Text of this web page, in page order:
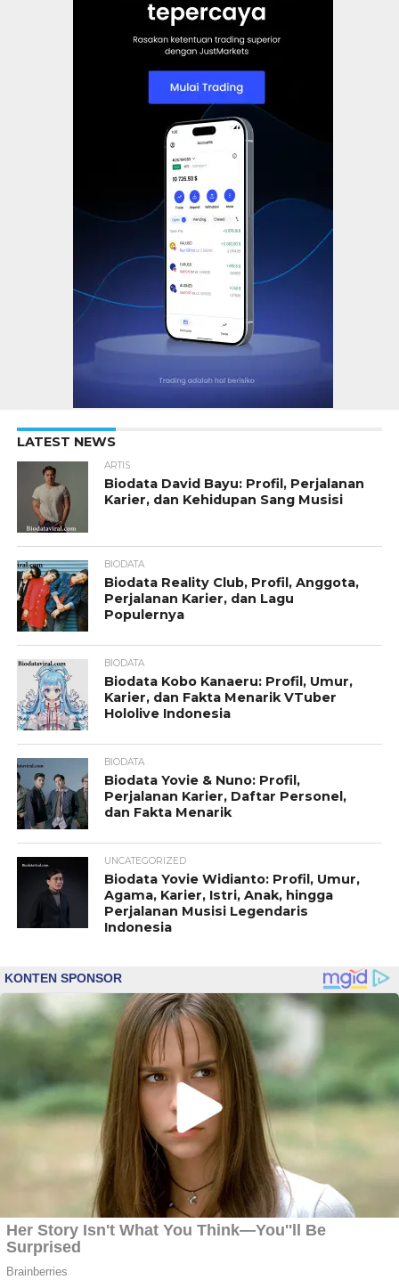
LATEST NEWS
ARTIS
Biodata David Bayu: Profil, Perjalanan
Karier, dan Kehidupan Sang Musisi
BIODATA
Biodata Reality Club, Profil, Anggota,
Perjalanan Karier, dan Lagu
Populernya
BIODATA
Biodata Kobo Kanaeru: Profil, Umur,
Karier, dan Fakta Menarik VTuber
Hololive Indonesia
BIODATA
Biodata Yovie & Nuno: Profil,
Perjalanan Karier, Daftar Personel,
dan Fakta Menarik
UNCATEGORIZED
Biodata Yovie Widianto: Profil, Umur,
Agama, Karier, Istri, Anak, hingga
Perjalanan Musisi Legendaris
Indonesia